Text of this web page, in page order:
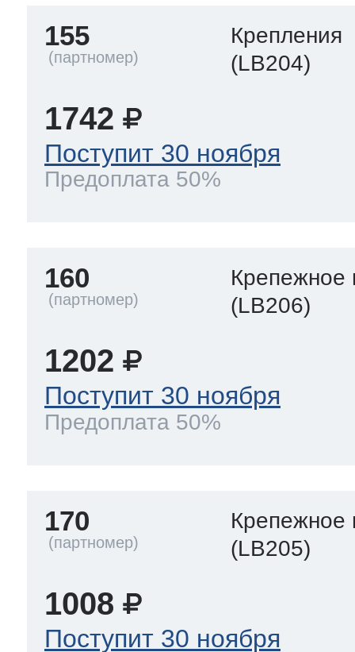
155
Крепления
(LB204)
1742
Поступит 30 ноября
Предоплата 50%
160
Крепежное
(LB206)
1202
Поступит 30 ноября
Предоплата 50%
170
Крепежное
(LB205)
1008
Поступит 30 ноября